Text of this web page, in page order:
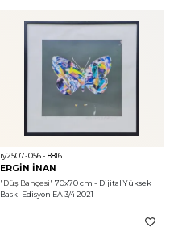
iy2507-056 - 8816
ERGİN İNAN
"Düş Bahçesi" 70x70 cm - Dijital Yüksek
Baskı Edisyon EA 3/4 2021